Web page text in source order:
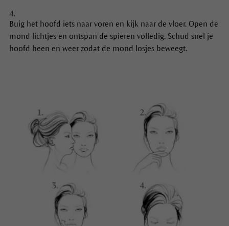
Buig het hoofd iets naar voren en kijk naar de vloer. Open de
mond lichtjes en ontspan de spieren volledig. Schud snel je
hoofd heen en weer zodat de mond losjes beweegt.